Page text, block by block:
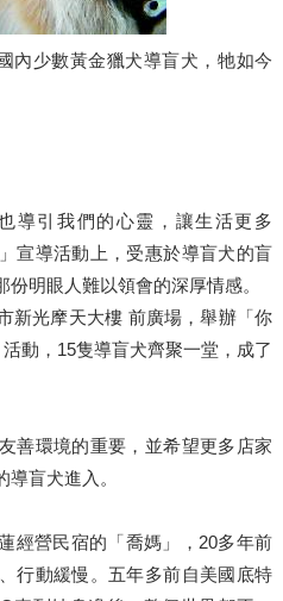
內少數黃金獵犬導盲犬，牠如今
導引我們的心靈，讓生活更多
宣導活動上，受惠於導盲犬的盲
明眼人難以領會的深厚情感。
新光摩天大樓 前廣場，舉辦「你
動，15隻導盲犬齊聚一堂，成了
善環境的重要，並希望更多店家
盲犬進入。
經營民宿的「喬媽」，20多年前
行動緩慢。五年多前自美國底特